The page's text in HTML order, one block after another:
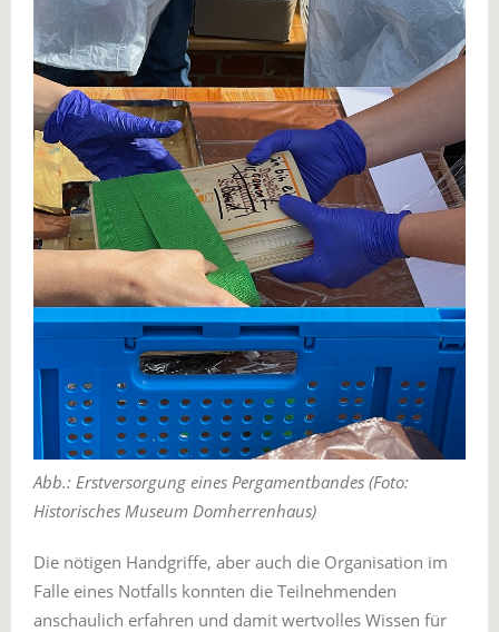
Abb.: Erstversorgung eines Pergamentbandes (Foto:
Historisches Museum Domherrenhaus)
Die nötigen Handgriffe, aber auch die Organisation im
Falle eines Notfalls konnten die Teilnehmenden
anschaulich erfahren und damit wertvolles Wissen für